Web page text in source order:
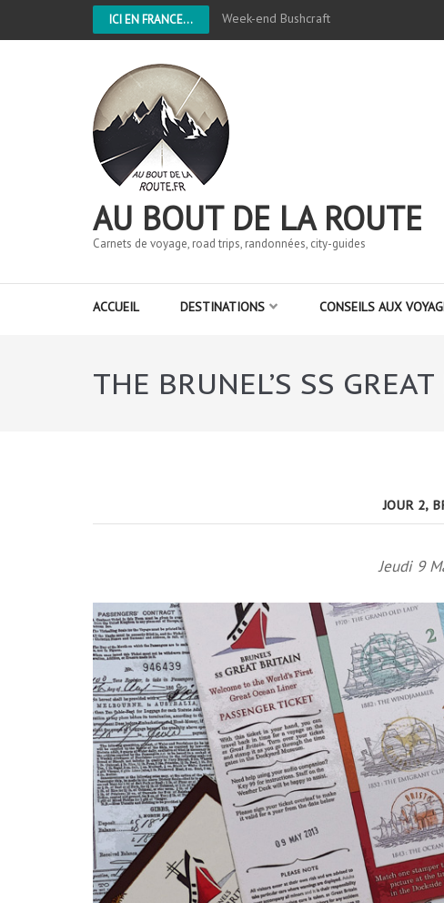
ICI EN FRANCE... Week-end Bushcraft
AU BOUT DE LA ROUTE
Carnets de voyage, road trips, randonnées, city-guides
ACCUEIL DESTINATIONS CONSEILS AUX
THE BRUNEL’S SS
JOUR 2,
Jeudi 9